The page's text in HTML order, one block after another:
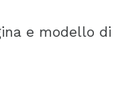
e modello di